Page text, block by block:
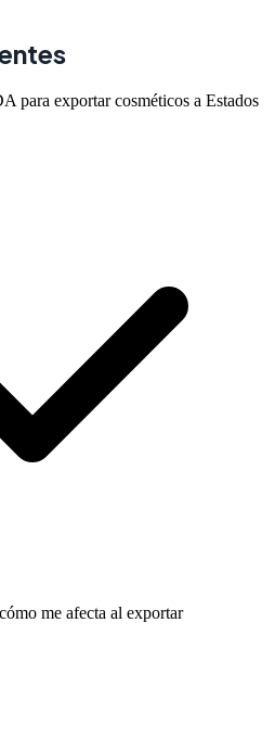
para exportar cosméticos a Estados
me afecta al exportar